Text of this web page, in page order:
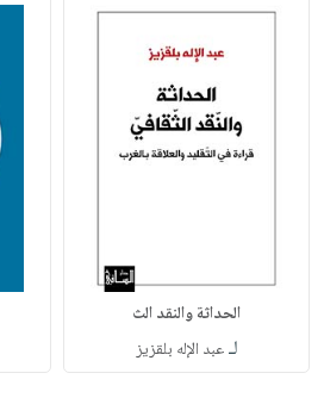
الحداثة والنقد الث
لـعبد الإله بلقزيز